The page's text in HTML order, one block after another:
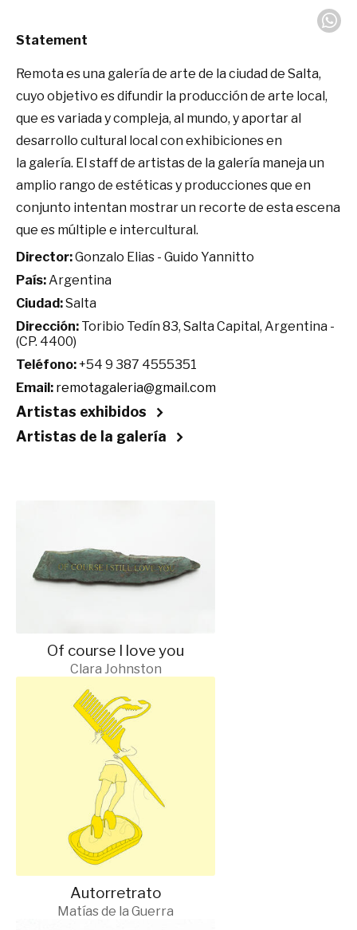
Statement
Remota es una galería de arte de la ciudad de Salta,
cuyo objetivo es difundir la producción de arte local,
que es variada y compleja, al mundo, y aportar al
desarrollo cultural local con exhibiciones en
la galería. El staff de artistas de la galería maneja un
amplio rango de estéticas y producciones que en
conjunto intentan mostrar un recorte de esta escena
que es múltiple e intercultural.
Director:Gonzalo Elias - Guido Yannitto
País:Argentina
Ciudad:Salta
Dirección: Toribio Tedín 83, Salta Capital, Argentina -
(CP. 4400)
Teléfono:+54 9 387 4555351
Email: remotagaleria@gmail.com
Artistas exhibidos
Artistas de la galería
Of course I love you
Clara Johnston
Autorretrato
Matías de la Guerra